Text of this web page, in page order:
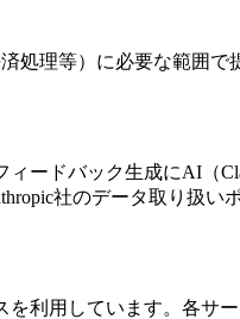
処理等）に必要な範囲で
ードバック生成にAI（
社のデータ取り扱い
利用しています。各サ